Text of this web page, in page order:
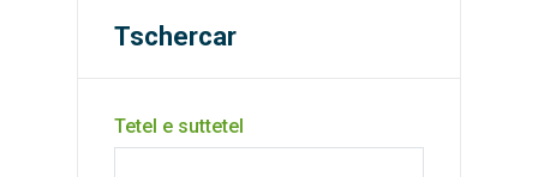
Tschercar
Tetel e suttetel